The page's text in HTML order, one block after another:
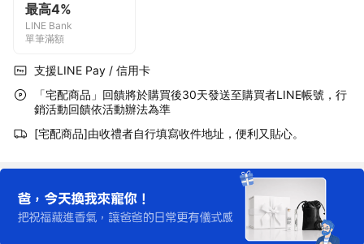
最高4%
LINE Bank
單筆滿額
支援LINE Pay / 信用卡
「宅配商品」回饋將於購買後30天發送至購買者LINE帳號，行
銷活動回饋依活動辦法為準
[宅配商品]由收禮者自行填寫收件地址，便利又貼心。